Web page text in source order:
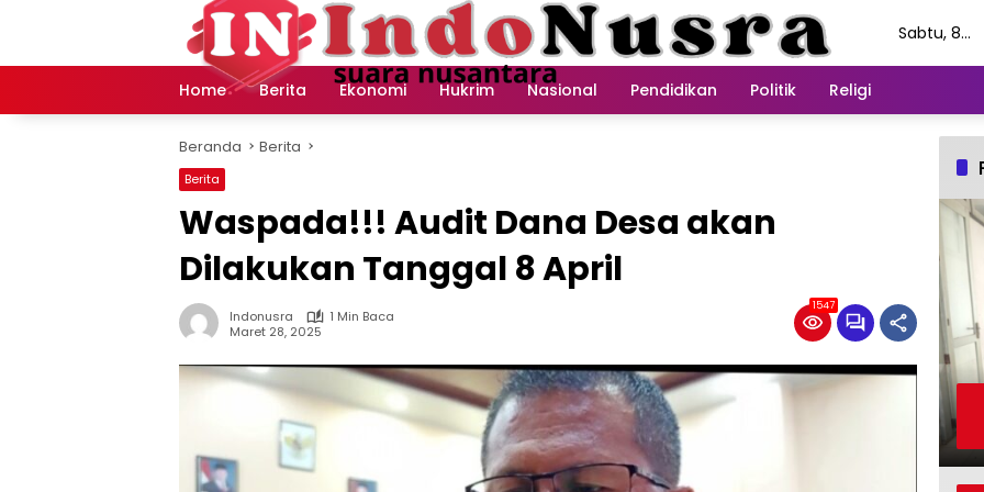
Sabtu, 8
Home Berita Ekonomi Hukrim Nasional Pendidikan Politik Religi
Beranda Berita
Berita
Waspada!!! Audit Dana Desa akan
Dilakukan Tanggal 8 April
Indonusra
1 Min Baca
Maret 28, 2025
1547